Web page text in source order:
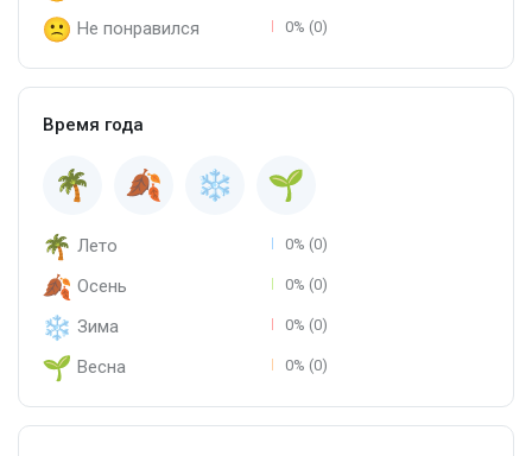
Не понравился 0% (0)
Время года
Лето 0% (0)
Осень 0% (0)
Зима 0% (0)
Весна 0% (0)